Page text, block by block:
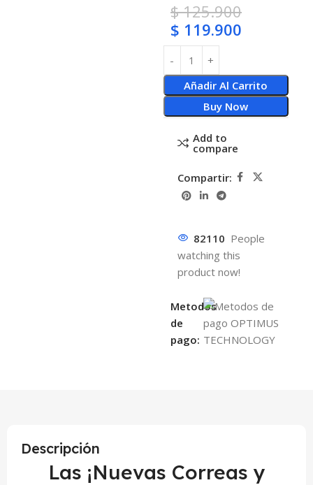
$125.900
$ 119.900
Añadir Al Carrito
Buy Now
Add to
compare
Compartir:
82110 People
watching this
product now!
Metodos
de
pago:
Descripción
Las ¡Nuevas Correas y